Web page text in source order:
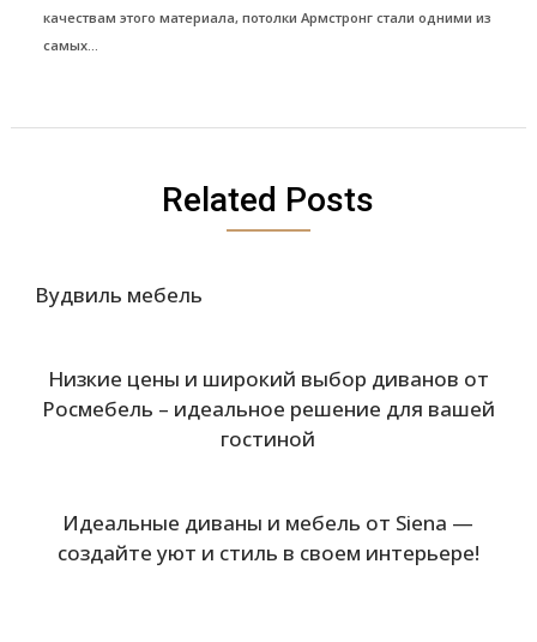
качествам этого материала, потолки Армстронг стали одними из
самых...
Related Posts
Вудвиль мебель
Низкие цены и широкий выбор диванов от
Росмебель – идеальное решение для вашей
гостиной
Идеальные диваны и мебель от Siena —
создайте уют и стиль в своем интерьере!